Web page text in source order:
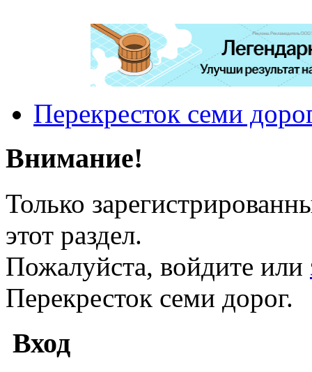
Перекресток семи
Внимание!
Только
этот раздел.
Пожалуйста, войдите или
Перекресток семи дорог.
Вход